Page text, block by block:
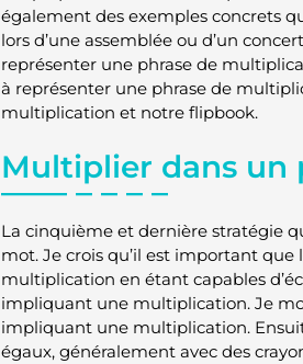
également des exemples concrets
lors d’une assemblée ou d’un
représenter une phrase de
à représenter une phrase de
multiplication et notre flipbook.
Multiplier dans un
La cinquième et dernière stratégie
mot. Je crois qu’il est important
multiplication en étant capables
impliquant une multiplication. Je
impliquant une multiplication.
égaux, généralement avec des